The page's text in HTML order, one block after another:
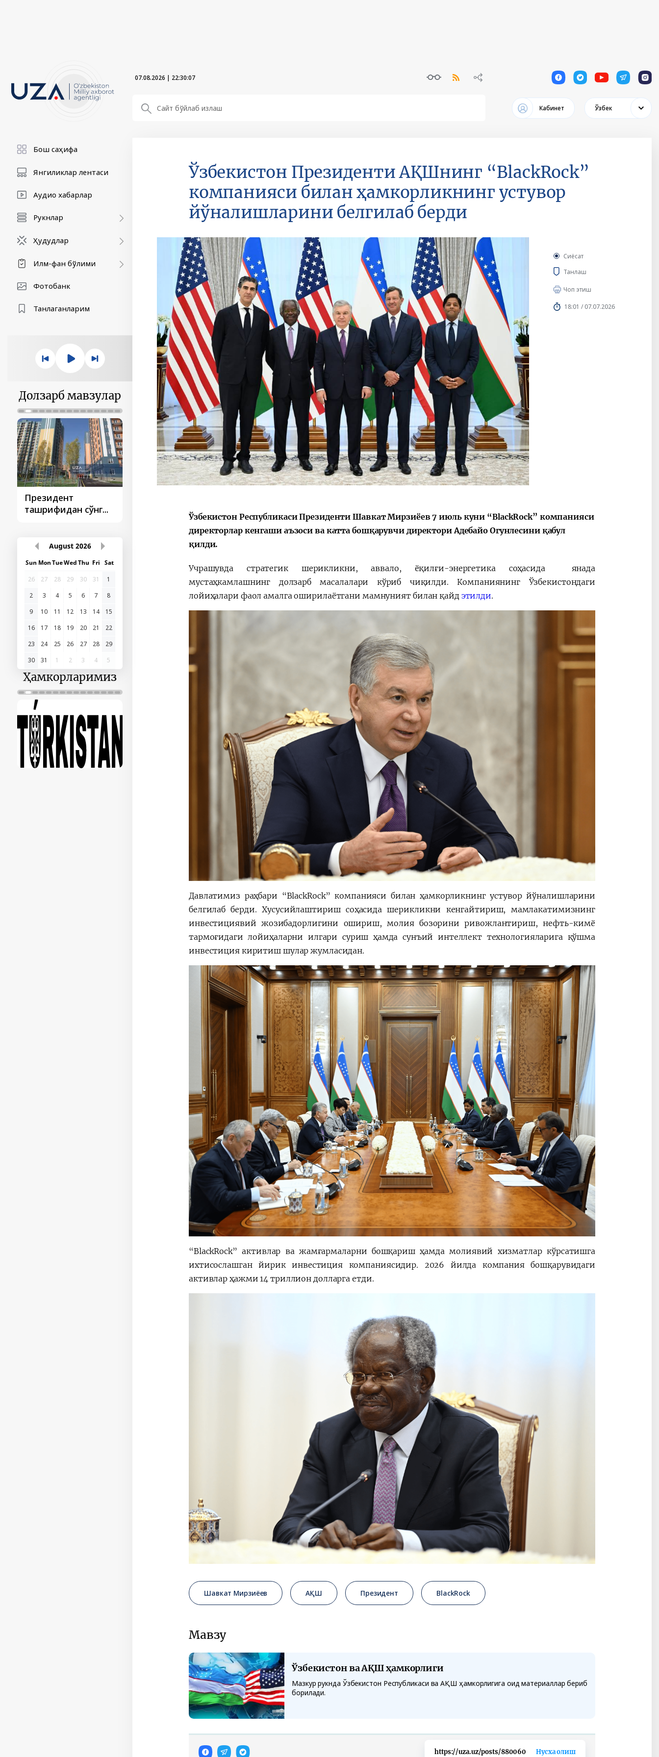
07.08.2026 | 22:30:08 1 1 1 1 1
Кабинет Ўзбек
Бош саҳифа
Янгиликлар лентаси
Аудио хабарлар
Рукнлар
Ҳудудлар
Илм-фан бўлими
Фотобанк
Танлаганларим
Долзарб мавзулар
Президент
ташрифидан сўнг...
ташрифлари
раислигида
ўтказилган
August 2026
Sun MonTueWedThu Fri Sat
26
27 28 29 30 31
1
2
3 4 5 6 7
8
9
10 11 12 13 14
15
16
17 18 19 20 21
22
23
24 25 26 27 28
29
30
31 1 2 3 4 5
Ҳамкорларимиз
Ўзбекистон Президенти АҚШнинг “BlackRock”
компанияси билан ҳамкорликнинг устувор
йўналишларини белгилаб берди
Сиёсат
Танлаш
Чоп этиш
18:01 / 07.07.2026
Ўзбекистон Республикаси Президенти Шавкат Мирзиёев 7 июль куни “BlackRock” компанияси
директорлар кенгаши аъзоси ва катта бошқарувчи директори Адебайо Огунлесини қабул
қилди.
Учрашувда стратегик шерикликни, аввало, ёқилғи-энергетика соҳасида янада
мустаҳкамлашнинг долзарб масалалари кўриб чиқилди. Компаниянинг Ўзбекистондаги
лойиҳалари фаол амалга оширилаётгани мамнуният билан қайд этилди.
Давлатимиз раҳбари “BlackRock” компанияси билан ҳамкорликнинг устувор йўналишларини
белгилаб берди. Хусусийлаштириш соҳасида шерикликни кенгайтириш, мамлакатимизнинг
инвестициявий жозибадорлигини ошириш, молия бозорини ривожлантириш, нефть-кимё
тармоғидаги лойиҳаларни илгари суриш ҳамда сунъий интеллект технологияларига қўшма
инвестиция киритиш шулар жумласидан.
“BlackRock” активлар ва жамғармаларни бошқариш ҳамда молиявий хизматлар кўрсатишга
ихтисослашган йирик инвестиция компаниясидир. 2026 йилда компания бошқарувидаги
активлар ҳажми 14 триллион долларга етди.
Шавкат Мирзиёев АҚШ Президент BlackRock
Мавзу
Ўзбекистон ва АҚШ ҳамкорлиги
Мазкур рукнда Ўзбекистон Республикаси ва АҚШ ҳамкорлигига оид материаллар бериб
борилади.
https://uza.uz/posts/880060 Нусха олиш